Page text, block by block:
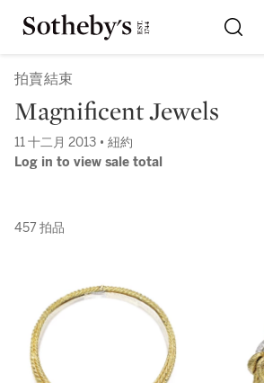
拍賣結束
Magnificent Jewels
11 十二月 2013 • 紐約
Log in to view sale total
457 拍品